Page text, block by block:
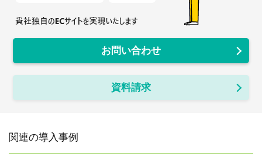
お問い合わせ
資料請求
関連の導入事例